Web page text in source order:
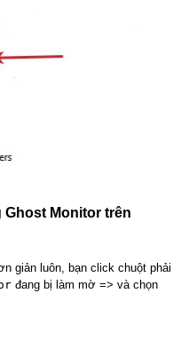
Ghost Monitor trên
giản luôn, bạn click chuột phải
đang bị làm mờ => và chọn